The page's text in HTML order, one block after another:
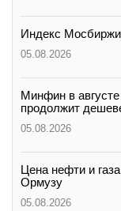
Индекс Мосбиржи
05.08.2026
Минфин в
продолжит
05.08.2026
Цена нефти и
Ормузу
05.08.2026